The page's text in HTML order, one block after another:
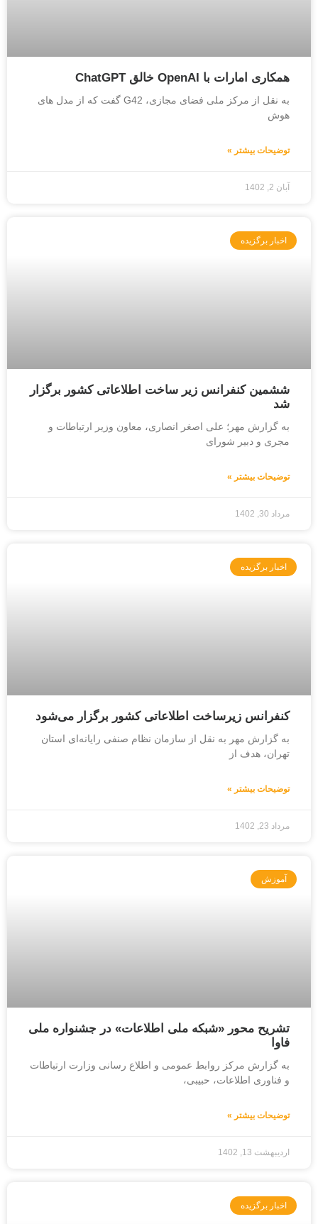
همکاری امارات با OpenAI خالق ChatGPT
به نقل از مرکز ملی فضای مجازی، G42 گفت که از مدل های
هوش
توضیحات بیشتر »
آبان 2, 1402
اخبار برگزیده
ششمین کنفرانس زیر ساخت اطلاعاتی کشور برگزار
شد
به گزارش مهر؛ علی اصغر انصاری، معاون وزیر ارتباطات و
مجری و دبیر شورای
توضیحات بیشتر »
مرداد 30, 1402
اخبار برگزیده
کنفرانس زیرساخت اطلاعاتی کشور برگزار می‌شود
به گزارش مهر به نقل از سازمان نظام صنفی رایانه‌ای استان
تهران، هدف از
توضیحات بیشتر »
مرداد 23, 1402
آموزش
تشریح محور «شبکه ملی اطلاعات» در جشنواره ملی
فاوا
به گزارش مرکز روابط عمومی و اطلاع رسانی وزارت ارتباطات
و فناوری اطلاعات، حبیبی،
توضیحات بیشتر »
اردیبهشت 13, 1402
اخبار برگزیده